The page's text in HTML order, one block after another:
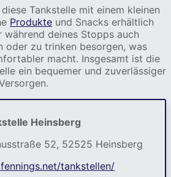
Tankstelle mit einem kleinen
Produkte und Snacks erhältlich
während deines Stopps auch
oder zu trinken besorgen, was
macht. Insgesamt ist die
ein bequemer und zuverlässiger
Heinsberg
52, 52525 Heinsberg
tankstellen/